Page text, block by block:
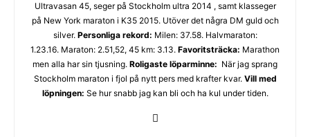
Ultravasan 45, seger på Stockholm ultra 2014 , samt klasseger
på New York maraton i K35 2015. Utöver det några DM guld och
silver. Personliga rekord: Milen: 37.58. Halvmaraton:
1.23.16. Maraton: 2.51,52, 45 km: 3.13. Favoritsträcka: Marathon
men alla har sin tjusning. Roligaste löparminne: När jag sprang
Stockholm maraton i fjol på nytt pers med krafter kvar. Vill med
löpningen: Se hur snabb jag kan bli och ha kul under tiden.